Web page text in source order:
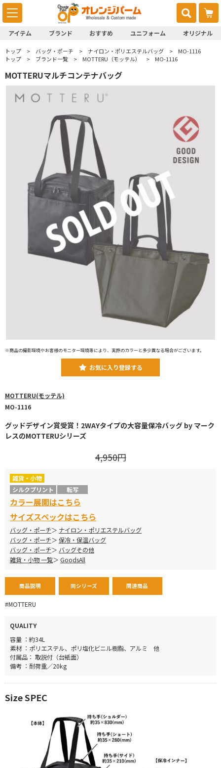
アイテム ブランド おすすめ ユニフォーム オリジナル
トップ バッグ・ポーチ ナイロン・ポリエステルバッグ
MO-1116
トップ
ブランド一覧 MOTTERU（モッテル） MO-1116
MOTTERUマルチコンテナバッグ
※商品の撮影環境やお客様のモニター環境等により、実際のカラーと多少異なる場合がございます。
お気に入り登録する
MOTTERU(モッテル)
MO-1116
グッドデザイン賞受賞！2WAYタイプの大容量保冷バッグ by マーク
レスのMOTTERUシリーズ
4,950円
雑貨・小物
シルクプリント
転写
カラー展開はこちら
サイズスペックはこちら
バッグ・ポーチ
ナイロン・ポリエステルバッグ
バッグ・ポーチ
保冷・保温バッグ
バッグ・ポーチ
バッグその他
雑貨・小物 一覧
GoodsAll
商品説明 同シリーズ 関連商品
#MOTTERU
QUALITY
容量 ：約34L
素材 ：ポリエステル、ポリ塩化ビニル樹脂、アルミ 他
付属品： 取説付（台紙面）
備考 ：耐荷重／20kg
Size SPEC